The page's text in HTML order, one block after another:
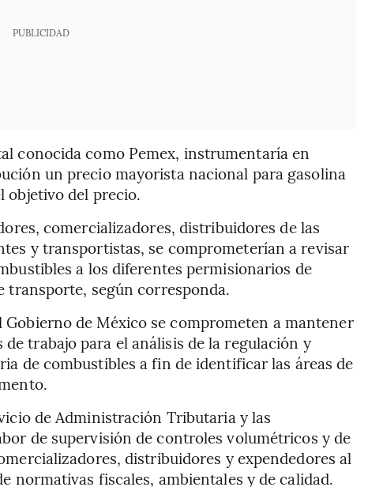
PUBLICIDAD
conocida como Pemex, instrumentaría en
un precio mayorista nacional para gasolina
objetivo del precio.
comercializadores, distribuidores de las
y transportistas, se comprometerían a revisar
a los diferentes permisionarios de
transporte, según corresponda.
Gobierno de México se comprometen a mantener
trabajo para el análisis de la regulación y
de combustibles a fin de identificar las áreas de
de Administración Tributaria y las
de supervisión de controles volumétricos y de
distribuidores y expendedores al
normativas fiscales, ambientales y de calidad.